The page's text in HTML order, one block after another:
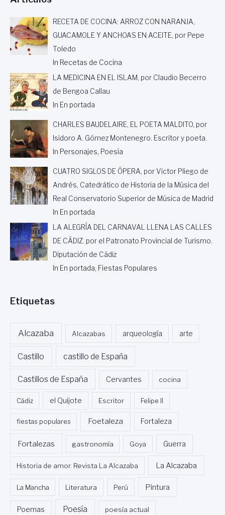
RECETA DE COCINA: ARROZ CON NARANJA,
GUACAMOLE Y ANCHOAS EN ACEITE, por Pepe
Toledo
In Recetas de Cocina
LA MEDICINA EN EL ISLAM, por Claudio Becerro
de Bengoa Callau
In En portada
CHARLES BAUDELAIRE, EL POETA MALDITO, por
Isidoro A. Gómez Montenegro. Escritor y poeta.
In Personajes, Poesía
CUATRO SIGLOS DE ÓPERA, por Victor Pliego de
Andrés, Catedrático de Historia de la Música del
Real Conservatorio Superior de Música de Madrid
In En portada
LA ALEGRÍA DEL CARNAVAL LLENA LAS CALLES
DE CÁDIZ. por el Patronato Provincial de Turismo.
Diputación de Cádiz
In En portada, Fiestas Populares
Etiquetas
Alcazaba Alcazabas arqueología arte
Castillo castillo de España
Castillos de España Cervantes cocina
Cádiz el Quijote Escritor Felipe II
fiestas populares Foetaleza Fortaleza
Fortalezas gastronomía Goya Guerra
Historia de amor. Revista La Alcazaba La Alcazaba
La Mancha Literatura Perú Pintura
Poemas Poesía poesía actual